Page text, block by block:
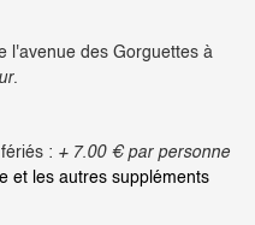
l'avenue des Gorguettes à
.
: + 7.00 € par personne
et les autres suppléments